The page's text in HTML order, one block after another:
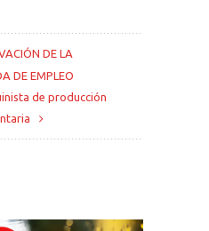
DE LA
DE EMPLEO
de producción